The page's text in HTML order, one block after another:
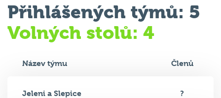
Přihlášených týmů: 5
Volných stolů: 4
Název týmu Členů
Jeleni a Slepice ?